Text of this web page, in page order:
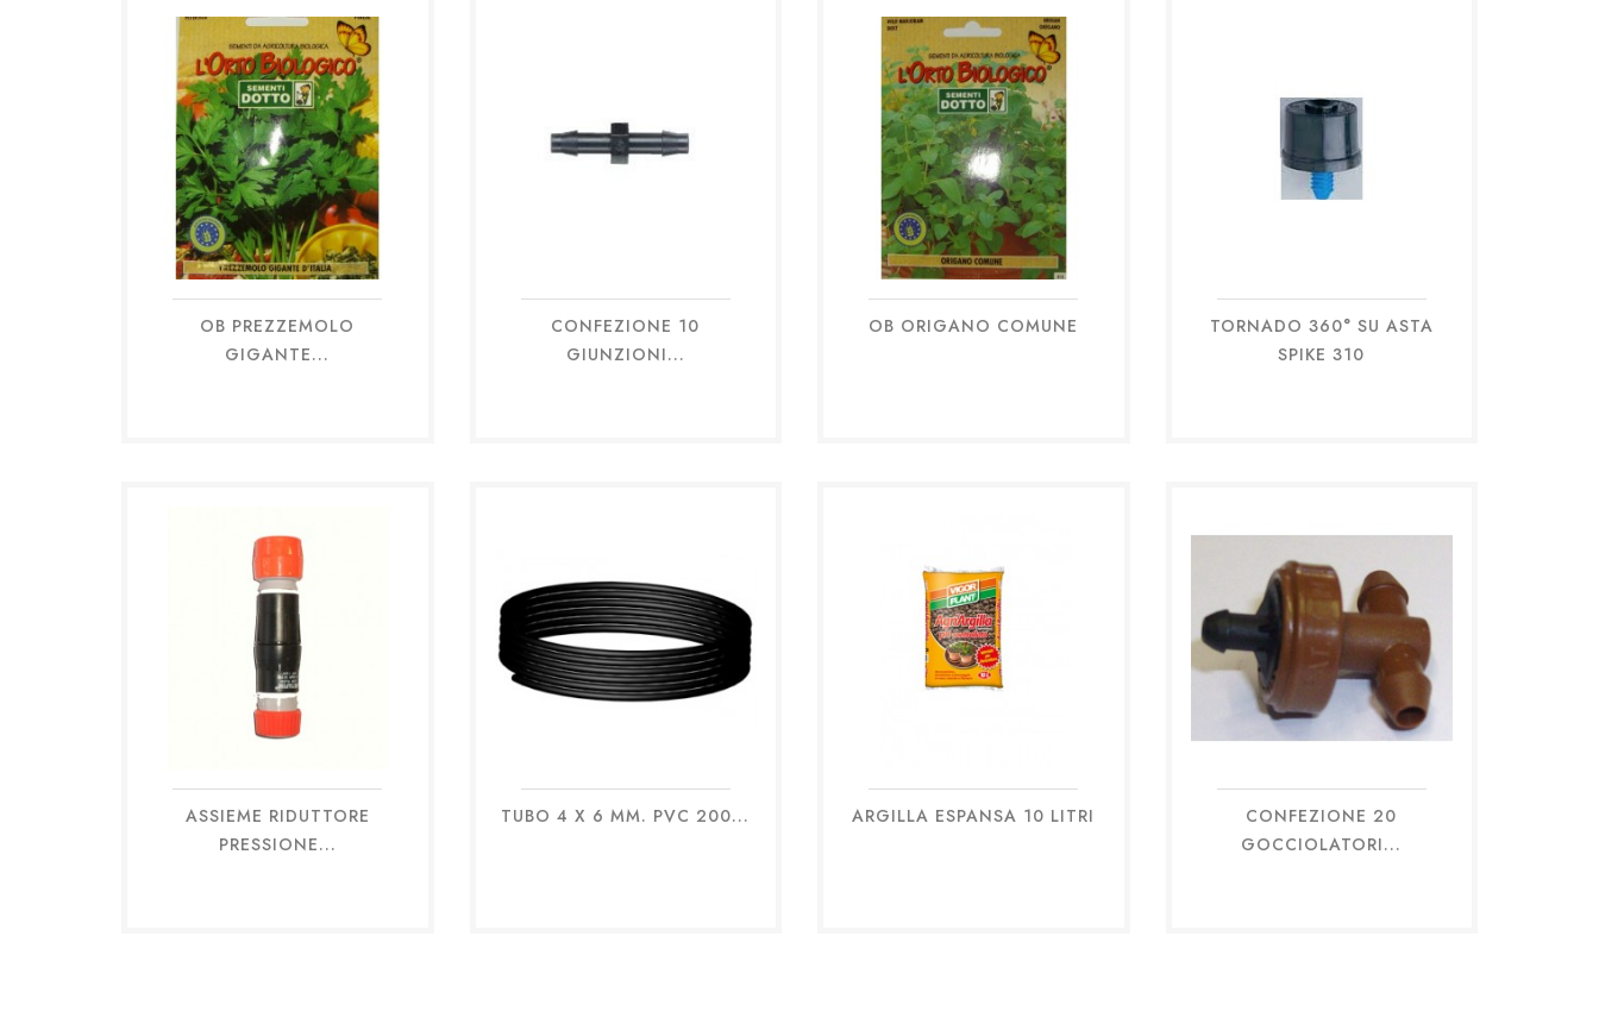
OB PREZZEMOLO
GIGANTE...
 Anteprima
CONFEZIONE 10
GIUNZIONI...
Anteprima
OB ORIGANO COMUNE
Anteprima
TORNADO 360° SU ASTA
SPIKE 310
Anteprima
ASSIEME RIDUTTORE
PRESSIONE...
Anteprima
TUBO 4 X 6 MM. PVC 200...
 Anteprima
ARGILLA ESPANSA 10 LITRI
 Anteprima
CONFEZIONE 20
GOCCIOLATORI...
Anteprima